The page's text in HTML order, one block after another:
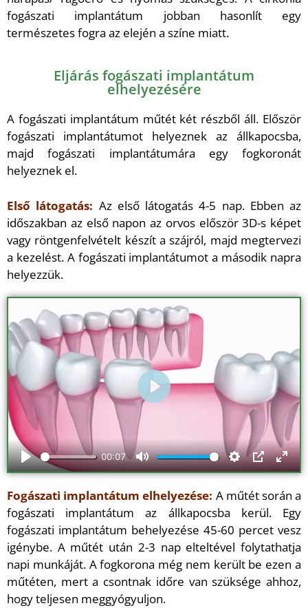
fogászati implantátum jobban hasonlít egy
természetes fogra az elején a színe miatt.
Eljárás fogászati implantátum
elhelyezésére
A fogászati implantátum műtét két részből áll. Először
fogászati implantátumot helyeznek az állkapocsba,
majd fogászati implantátumára egy fogkoronát
helyeznek el.
Első látogatás: Az első látogatás 4-5 nap. Ebben az
időszakban az első napon az orvos először 3D-s képet
vagy röntgenfelvételt készít a szájról, majd megtervezi
a kezelést. A fogászati implantátumot a második napra
helyezzük.
Fogászati implantátum elhelyezése: A műtét során a
fogászati implantátum az állkapocsba kerül. Egy
fogászati implantátum behelyezése 45-60 percet vesz
igénybe. A műtét után 2-3 nap elteltével folytathatja
napi munkáját. A fogkorona még nem került be ezen a
műtéten, mert a csontnak időre van szüksége ahhoz,
hogy teljesen meggyógyuljon.
Play
00:07
Mute Settings
PIP
Play